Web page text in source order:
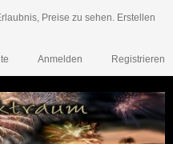
Preise zu sehen. Erstellen
Registrieren
Anmelden